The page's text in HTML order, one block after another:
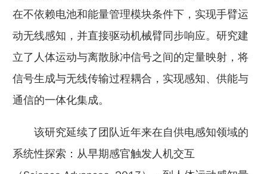
在不依赖电池和能量管理模块条件下，实现手臂运
动无线感知，并直接驱动机械臂同步响应。研究建
立了人体运动与离散脉冲信号之间的定量映射，将
信号生成与无线传输过程耦合，实现感知、供能与
通信的一体化集成。
该研究延续了团队近年来在自供电感知领域的
系统性探索：从早期感官触发人机交互